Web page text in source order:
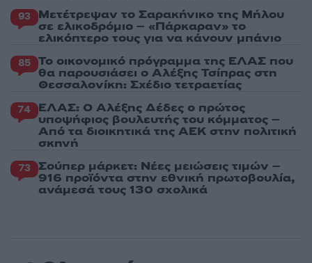
93 Μετέτρεψαν το Σαρακήνικο της Μήλου
σε ελικοδρόμιο – «Πάρκαραν» το
ελικόπτερο τους για να κάνουν μπάνιο
85 Το οικονομικό πρόγραμμα της ΕΛΑΣ που
θα παρουσιάσει ο Αλέξης Τσίπρας στη
Θεσσαλονίκη: Σχέδιο τετραετίας
74 ΕΛΑΣ: Ο Αλέξης Δέδες ο πρώτος
υποψήφιος βουλευτής του κόμματος –
Από τα διοικητικά της ΑΕΚ στην πολιτική
σκηνή
73 Σούπερ μάρκετ: Νέες μειώσεις τιμών –
916 προϊόντα στην εθνική πρωτοβουλία,
ανάμεσά τους 130 σχολικά